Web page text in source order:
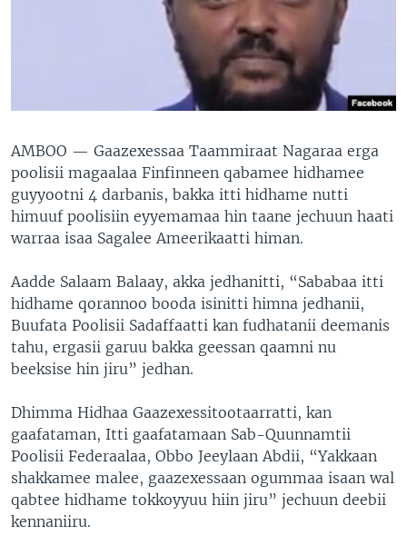
AMBOO — Gaazexessaa Taammiraat Nagaraa erga
poolisii magaalaa Finfinneen qabamee hidhamee
guyyootni 4 darbanis, bakka itti hidhame nutti
himuuf poolisiin eyyemamaa hin taane jechuun haati
warraa isaa Sagalee Ameerikaatti himan.
Aadde Salaam Balaay, akka jedhanitti, “Sababaa itti
hidhame qorannoo booda isinitti himna jedhanii,
Buufata Poolisii Sadaffaatti kan fudhatanii deemanis
tahu, ergasii garuu bakka geessan qaamni nu
beeksise hin jiru” jedhan.
Dhimma Hidhaa Gaazexessitootaarratti, kan
gaafataman, Itti gaafatamaan Sab-Quunnamtii
Poolisii Federaalaa, Obbo Jeeylaan Abdii, “Yakkaan
shakkamee malee, gaazexessaan ogummaa isaan wal
qabtee hidhame tokkoyyuu hiin jiru” jechuun deebii
kennaniiru.